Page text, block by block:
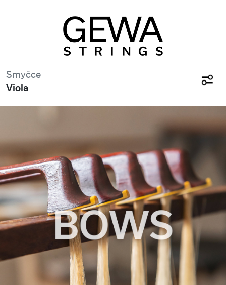
Smyčce
Viola